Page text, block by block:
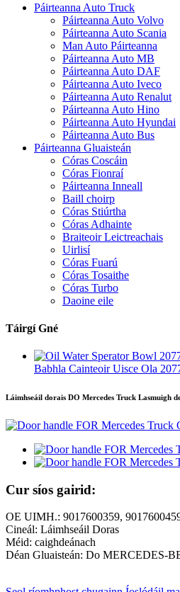
Páirteanna Auto Truck
Páirteanna Auto Volvo
Páirteanna Auto Scania
Man Auto Páirteanna
Páirteanna Auto MB
Páirteanna Auto DAF
Páirteanna Auto Iveco
Páirteanna Auto Renalut
Páirteanna Auto Hino
Páirteanna Auto Hyundai
Páirteanna Auto Bus
Páirteanna Gluaisteán
Córas Coscáin
Córas Fionraí
Páirteanna Inneall
Baill choirp
Córas Stiúrtha
Córas Adhainte
Braiteoir Leictreachais
Uirlisí
Córas Fuarú
Córas Tosaithe
Córas Turbo
Daoine eile
Táirgí Gné
Babhla Cainteoir Uisce Ola
Láimhseáil dorais DO Mercedes Truck Lasmuigh
Cur síos gairid:
OE UIMH.: 9017600359,
Cineál: Láimhseáil Doras
Méid: caighdeánach
Déan Gluaisteán: Do MERCEDES-